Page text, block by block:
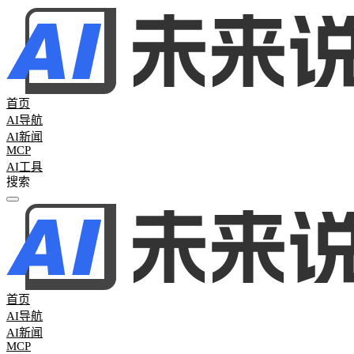
首页
AI导航
AI新闻
MCP
AI工具
首页
AI导航
AI新闻
MCP
全部分类
热门新闻
61 AI日报 AI周报 16 行业新闻